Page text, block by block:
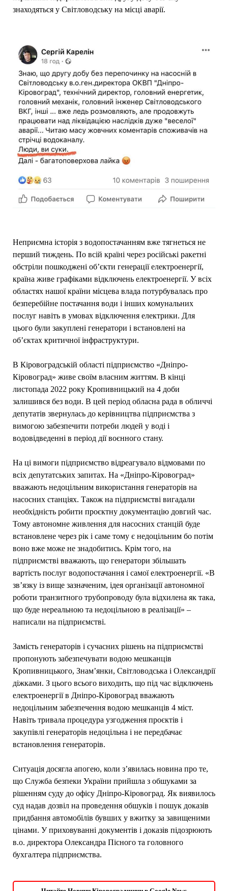
знаходяться у Світловодську на місці аварії.
Неприємна історія з водопостачанням вже тягнеться не
перший тиждень. По всій країні через російські ракетні
обстріли пошкоджені об’єкти генерації електроенергії,
країна живе графіками відключень електроенергії. У всіх
областях нашої країни місцева влада потурбувалась про
безперебійне постачання води і інших комунальних
послуг навіть в умовах відключення електрики. Для
цього були закуплені генератори і встановлені на
об’єктах критичної інфраструктури.
В Кіровоградській області підприємство «Дніпро-
Кіровоград» живе своїм власним життям. В кінці
листопада 2022 року Кропивницький на 4 доби
залишився без води. В цей період обласна рада в обличчі
депутатів звернулась до керівництва підприємства з
вимогою забезпечити потреби людей у воді і
водовідведенні в період дії воєнного стану.
На ці вимоги підприємство відреагувало відмовами по
всіх депутатських запитах. На «Дніпро-Кіровоград»
вважають недоцільним використання генераторів на
насосних станціях. Також на підприємстві вигадали
необхідність робити проєктну документацію довгий час.
Тому автономне живлення для насосних станцій буде
встановлене через рік і саме тому є недоцільним бо потім
воно вже може не знадобитись. Крім того, на
підприємстві вважають, що генератори збільшать
вартість послуг водопостачання і самої електроенергії. «В
зв’язку із вище зазначеним, ідея організації автономної
роботи транзитного трубопроводу була відхилена як така,
що буде нереальною та недоцільною в реалізації» –
написали на підприємстві.
Замість генераторів і сучасних рішень на підприємстві
пропонують забезпечувати водою мешканців
Кропивницького, Знам’янки, Світловодська і Олександрії
діжками. З цього всього виходить, що під час відключень
електроенергії в Дніпро-Кіровоград вважають
недоцільним забезпечення водою мешканців 4 міст.
Навіть тривала процедура узгодження проєктів і
закупівлі генераторів недоцільна і не передбачає
встановлення генераторів.
Ситуація досягла апогею, коли з’явилась новина про те,
що Служба безпеки України прийшла з обшуками за
рішенням суду до офісу Дніпро-Кіровоград. Як виявилось
суд надав дозвіл на проведення обшуків і пошук доказів
придбання автомобілів бувших у вжитку за завищеними
цінами. У приховуванні документів і доказів підозрюють
в.о. директора Олександра Пісного та головного
бухгалтера підприємства.